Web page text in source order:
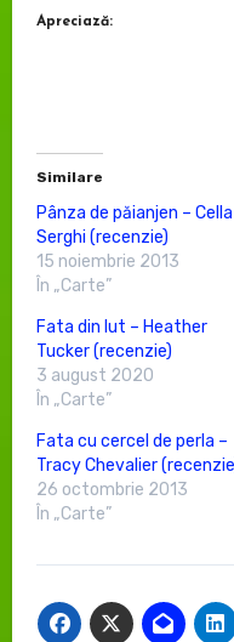
Apreciază:
Similare
Pânza de păianjen – Cella
Serghi (recenzie)
15 noiembrie 2013
În „Carte”
Fata din lut – Heather
Tucker (recenzie)
3 august 2020
În „Carte”
Fata cu cercel de perla –
Tracy Chevalier
26 octombrie 2013
În „Carte”